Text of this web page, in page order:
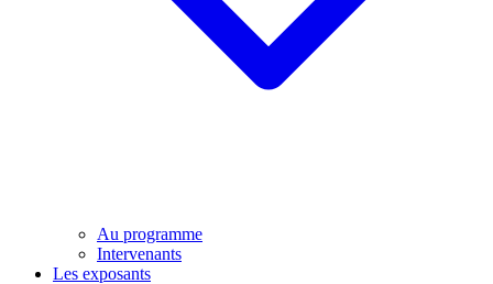
Au programme
Intervenants
Les exposants